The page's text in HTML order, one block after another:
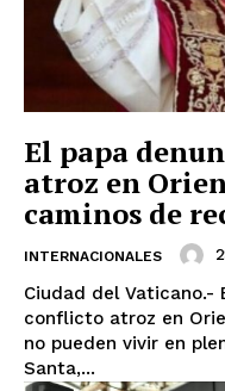
El papa
atroz en
caminos de
INTERNACIONALES
Ciudad del Vaticano.-
conflicto atroz en
no pueden vivir en
Santa,...